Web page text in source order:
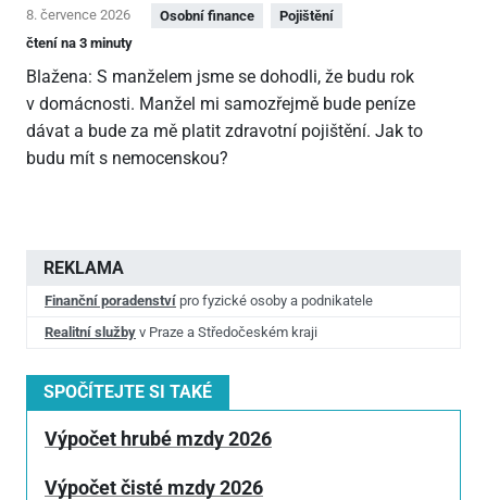
8. července 2026 Osobní finance
Pojištění
čtení na 3 minuty
Blažena: S manželem jsme se dohodli, že budu rok
v domácnosti. Manžel mi samozřejmě bude peníze
dávat a bude za mě platit zdravotní pojištění. Jak to
budu mít s nemocenskou?
REKLAMA
Finanční poradenství pro fyzické osoby a podnikatele
Realitní služby v Praze a Středočeském kraji
SPOČÍTEJTE SI TAKÉ
Výpočet hrubé mzdy 2026
Výpočet čisté mzdy 2026